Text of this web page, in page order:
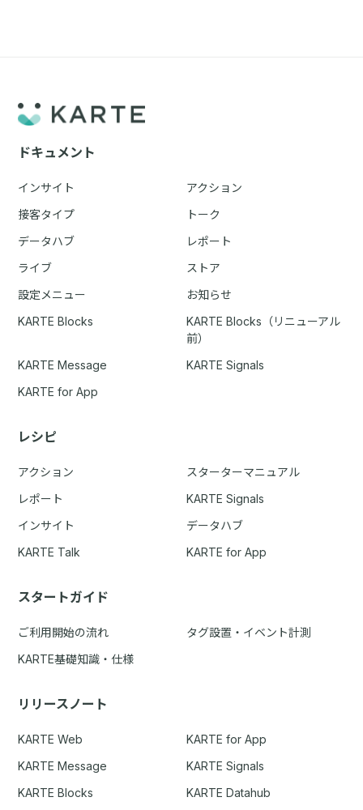
ドキュメント
インサイト
アクション
接客タイプ
トーク
データハブ
レポート
ライブ
ストア
設定メニュー
お知らせ
KARTE Blocks
KARTE Blocks（リニューアル
前）
KARTE Message
KARTE Signals
KARTE for App
レシピ
アクション
スターターマニュアル
レポート
KARTE Signals
インサイト
データハブ
KARTE Talk
KARTE for App
スタートガイド
ご利用開始の流れ
タグ設置・イベント計測
KARTE基礎知識・仕様
リリースノート
KARTE Web
KARTE for App
KARTE Message
KARTE Signals
KARTE Blocks
KARTE Datahub